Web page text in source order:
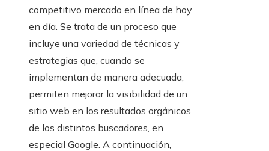
competitivo mercado en línea de hoy
en día. Se trata de un proceso que
incluye una variedad de técnicas y
estrategias que, cuando se
implementan de manera adecuada,
permiten mejorar la visibilidad de un
sitio web en los resultados orgánicos
de los distintos buscadores, en
especial Google. A continuación,